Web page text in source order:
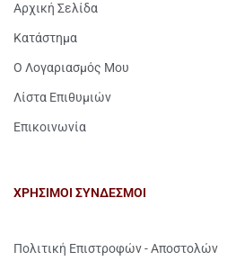
Αρχική Σελίδα
Κατάστημα
Ο Λογαριασμός Μου
Λίστα Επιθυμιών
Επικοινωνία
ΧΡΗΣΙΜΟΙ ΣΥΝΔΕΣΜΟΙ
Πολιτική Επιστροφών - Αποστολών